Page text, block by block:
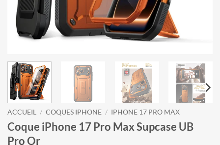
ACCUEIL / COQUES IPHONE / IPHONE 17 PRO MAX
Coque iPhone 17 Pro Max Supcase UB
Pro Or